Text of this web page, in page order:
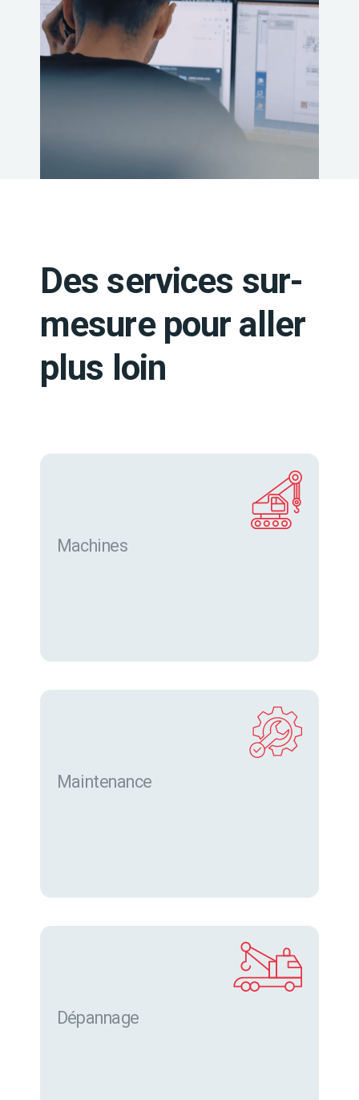
Des services sur-
mesure pour aller
plus loin
Machines
Maintenance
Dépannage